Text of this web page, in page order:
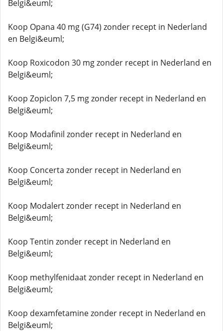
Belgi&euml;
Koop Opana 40 mg (G74) zonder recept in Nederland
en Belgi&euml;
Koop Roxicodon 30 mg zonder recept in Nederland en
Belgi&euml;
Koop Zopiclon 7,5 mg zonder recept in Nederland en
Belgi&euml;
Koop Modafinil zonder recept in Nederland en
Belgi&euml;
Koop Concerta zonder recept in Nederland en
Belgi&euml;
Koop Modalert zonder recept in Nederland en
Belgi&euml;
Koop Tentin zonder recept in Nederland en
Belgi&euml;
Koop methylfenidaat zonder recept in Nederland en
Belgi&euml;
Koop dexamfetamine zonder recept in Nederland en
Belgi&euml;